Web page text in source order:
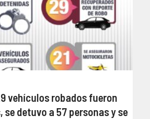
vehículos robados fueron
se detuvo a 57 personas y se